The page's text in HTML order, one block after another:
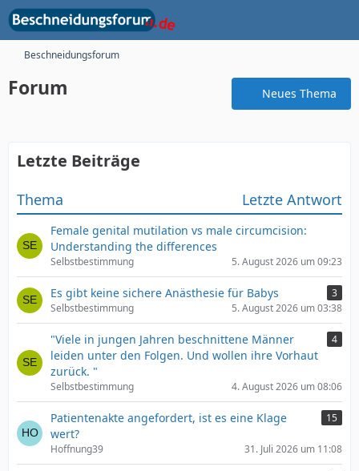
Beschneidungsforum
Forum Neues Thema
Letzte Beiträge
Thema Letzte Antwort
Female genital mutilation vs male circumcision:
Understanding the differences
Selbstbestimmung 5. August 2026 um 09:23
Es gibt keine sichere Anästhesie für Babys
3
Selbstbestimmung
5. August 2026 um 03:38
"Viele in jungen Jahren beschnittene Männer
leiden unter den Folgen. Und wollen ihre Vorhaut
zurück. "
4
Selbstbestimmung 4. August 2026 um 08:06
Patientenakte angefordert, ist es eine Klage
wert?
15
Hoffnung39 31. Juli 2026 um 11:08